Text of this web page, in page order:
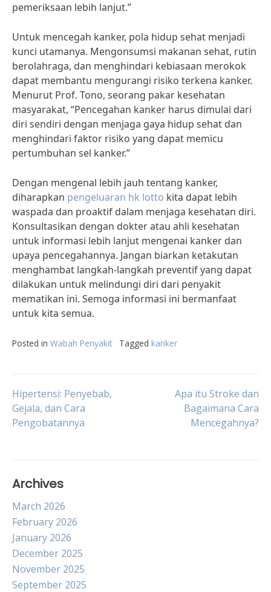
pemeriksaan lebih lanjut.”
Untuk mencegah kanker, pola hidup sehat menjadi
kunci utamanya. Mengonsumsi makanan sehat, rutin
berolahraga, dan menghindari kebiasaan merokok
dapat membantu mengurangi risiko terkena kanker.
Menurut Prof. Tono, seorang pakar kesehatan
masyarakat, “Pencegahan kanker harus dimulai dari
diri sendiri dengan menjaga gaya hidup sehat dan
menghindari faktor risiko yang dapat memicu
pertumbuhan sel kanker.”
Dengan mengenal lebih jauh tentang kanker,
diharapkan pengeluaran hk lotto kita dapat lebih
waspada dan proaktif dalam menjaga kesehatan diri.
Konsultasikan dengan dokter atau ahli kesehatan
untuk informasi lebih lanjut mengenai kanker dan
upaya pencegahannya. Jangan biarkan ketakutan
menghambat langkah-langkah preventif yang dapat
dilakukan untuk melindungi diri dari penyakit
mematikan ini. Semoga informasi ini bermanfaat
untuk kita semua.
Posted in Wabah Penyakit Tagged kanker
Post
navigation
Hipertensi: Penyebab,
Gejala, dan Cara
Pengobatannya
Apa itu Stroke dan
Bagaimana Cara
Mencegahnya?
Archives
March 2026
February 2026
January 2026
December 2025
November 2025
September 2025